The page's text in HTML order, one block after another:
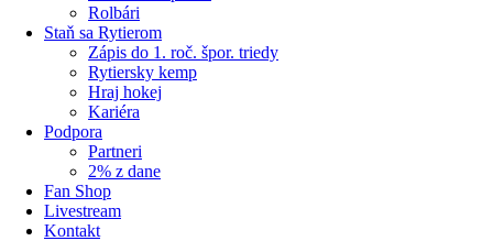
Rolbári
Staň sa Rytierom
Zápis do 1. roč. špor. triedy
Rytiersky kemp
Hraj hokej
Kariéra
Podpora
Partneri
2% z dane
Fan Shop
Livestream
Kontakt